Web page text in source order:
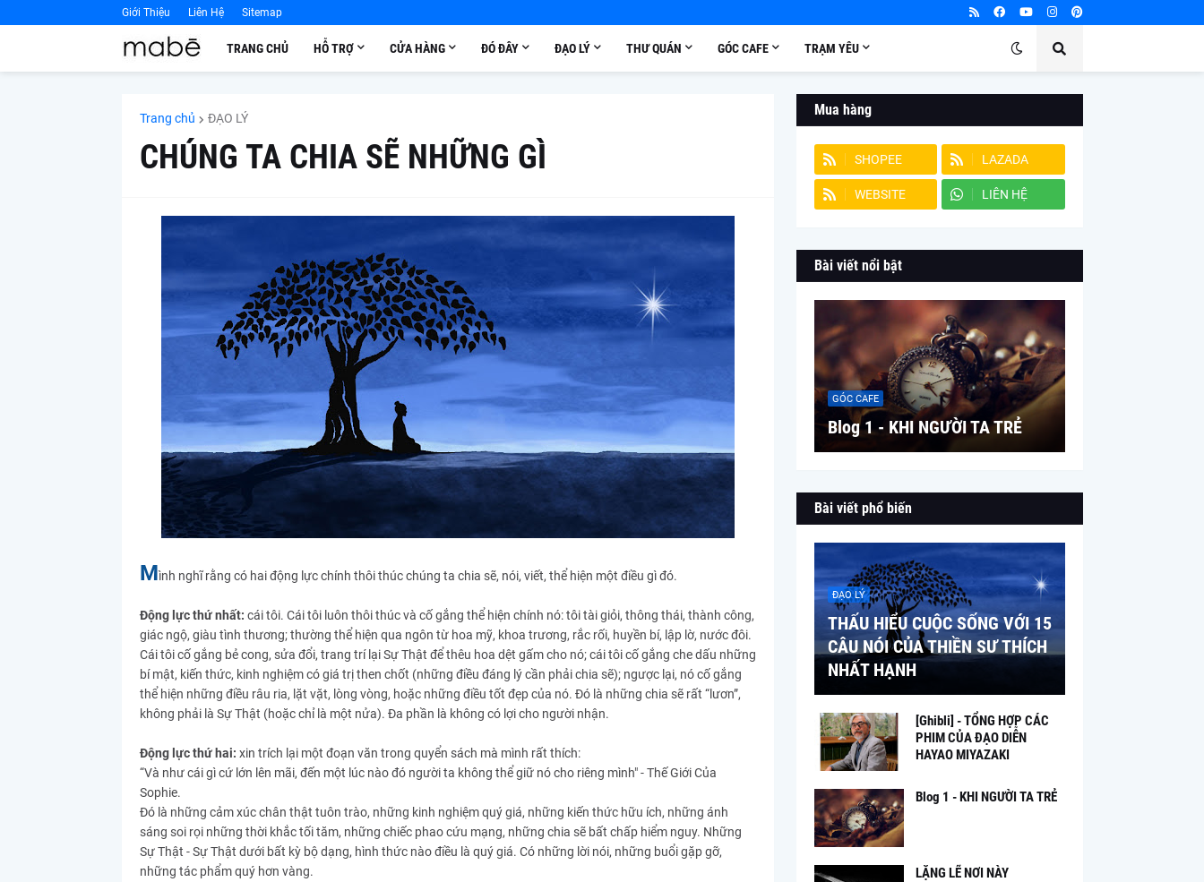
Giới Thiệu Liên Hệ Sitemap
TRANG CHỦ HỖ TRỢ CỬA HÀNG ĐÓ ĐÂY ĐẠO LÝ THƯ QUÁN GÓC CAFE TRẠM YÊU
Trang chủ ĐẠO LÝ
CHÚNG TA CHIA SẼ NHỮNG GÌ
Mình nghĩ rằng có hai động lực chính thôi thúc chúng ta chia sẽ, nói, viết, thể hiện một điều gì đó.
Động lực thứ nhất: cái tôi. Cái tôi luôn thôi thúc và cố gắng thể hiện chính nó: tôi tài giỏi, thông thái, thành công,
giác ngộ, giàu tình thương; thường thể hiện qua ngôn từ hoa mỹ, khoa trương, rắc rối, huyền bí, lập lờ, nước đôi.
Cái tôi cố gắng bẻ cong, sửa đổi, trang trí lại Sự Thật để thêu hoa dệt gấm cho nó; cái tôi cố gắng che dấu những
bí mật, kiến thức, kinh nghiệm có giá trị then chốt (những điều đáng lý cần phải chia sẽ); ngược lại, nó cố gắng
thể hiện những điều râu ria, lặt vặt, lòng vòng, hoặc những điều tốt đẹp của nó. Đó là những chia sẽ rất “lươn”,
không phải là Sự Thật (hoặc chỉ là một nửa). Đa phần là không có lợi cho người nhận.
Động lực thứ hai: xin trích lại một đoạn văn trong quyển sách mà mình rất thích:
“Và như cái gì cứ lớn lên mãi, đến một lúc nào đó người ta không thể giữ nó cho riêng mình" - Thế Giới Của
Sophie.
Đó là những cảm xúc chân thật tuôn trào, những kinh nghiệm quý giá, những kiến thức hữu ích, những ánh
sáng soi rọi những thời khắc tối tăm, những chiếc phao cứu mạng, những chia sẽ bất chấp hiểm nguy. Những
Sự Thật - Sự Thật dưới bất kỳ bộ dạng, hình thức nào điều là quý giá. Có những lời nói, những buổi gặp gỡ,
những tác phẩm quý hơn vàng.
Mua hàng
SHOPEE LAZADA
WEBSITE LIÊN HỆ
Bài viết nổi bật
GÓC CAFE
Blog 1 - KHI NGƯỜI TA TRẺ
Bài viết phổ biến
ĐẠO LÝ
THẤU HIỂU CUỘC SỐNG VỚI 15
CÂU NÓI CỦA THIỀN SƯ THÍCH
NHẤT HẠNH
[Ghibli] - TỔNG HỢP CÁC
PHIM CỦA ĐẠO DIỄN
HAYAO MIYAZAKI
Blog 1 - KHI NGƯỜI TA TRẺ
LẶNG LẼ NƠI NÀY